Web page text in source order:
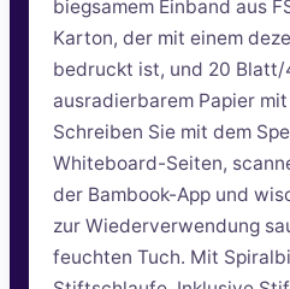
biegsamem Einband aus
Karton, der mit einem
bedruckt ist, und 20 Blatt/
ausradierbarem Papier
Schreiben Sie mit dem
Whiteboard-Seiten,
der Bambook-App und
zur Wiederverwendung
feuchten Tuch. Mit